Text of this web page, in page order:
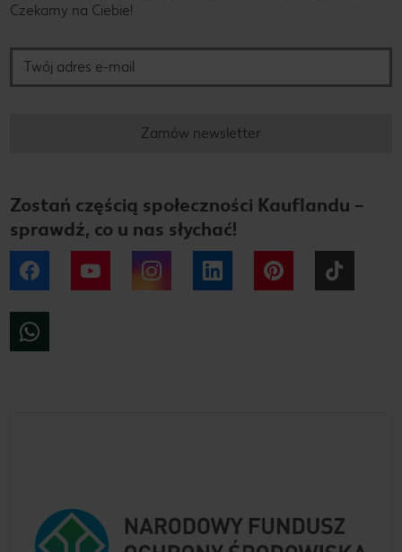
Czekamy na Ciebie!
Zamów newsletter
Zostań częścią społeczności Kauflandu –
sprawdź, co u nas słychać!
Facebook YouTube Instagram LinkedIn Pinterest